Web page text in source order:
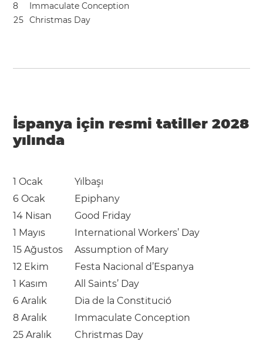
8
Immaculate Conception
25 Christmas Day
İspanya için resmi tatiller 2028
yılında
1 Ocak
Yılbaşı
6 Ocak
Epiphany
14 Nisan
Good Friday
1 Mayıs
International Workers’ Day
15 Ağustos
Assumption of Mary
12 Ekim
Festa Nacional d’Espanya
1 Kasım
All Saints’ Day
6 Aralık
Dia de la Constitució
8 Aralık
Immaculate Conception
25 Aralık
Christmas Day